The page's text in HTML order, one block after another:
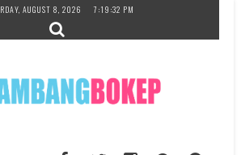
AUGUST 8, 2026 7:19:33 PM